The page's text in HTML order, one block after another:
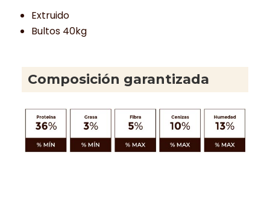
Extruido
Bultos 40kg
Composición garantizada